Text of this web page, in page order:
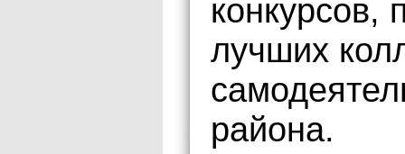
конкурсов,
лучших
района.